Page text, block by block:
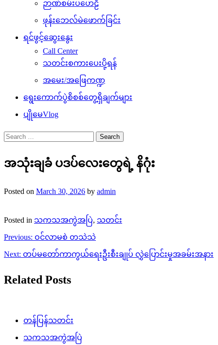
ဉာဏ်စမ်းပဟေဠိ
ဖုန်းဘေလ်မဲဖောက်ခြင်း
ရင်ဖွင့်ဆွေးနွေး
Call Center
သတင်းစကားပေးပို့ရန်
အမေး/အဖြေကဏ္ဍ
ရွေးကောက်ပွဲစိစစ်တွေ့ရှိချက်များ
ပျိုမေVlog
Search
for:
အသုံးချခံ ပဒပ်လေးတွေရဲ့ နိဂုံး
Posted on March 30, 2026 by admin
Posted in သကသအကွဲအပြဲ, သတင်း
Post
navigation
Previous: ဝင်လာမစဲ တသဲသဲ
Next: တပ်မတော်ကာကွယ်ရေးဦးစီးချုပ် လွှဲပြောင်းမှုအခမ်းအနား
Related Posts
တန်ပြန်သတင်း
သကသအကွဲအပြဲ